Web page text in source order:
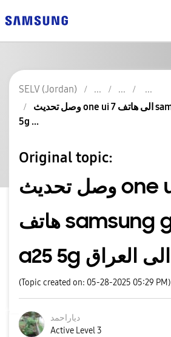
SELV (Jordan)
وصل تحديث one ui 7 الى هاتف samsung galaxy a25
5g ...
Original topic:
وصل تحديث one ui 7 الى
هاتف samsung galaxy
a25 5g الى العراق
(Topic created on: 05-28-2025 05:29 PM)
دياراحمد
Active Level 3